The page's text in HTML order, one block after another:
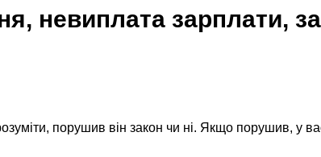
невиплата зарплати,
порушив він закон чи ні. Якщо порушив, у